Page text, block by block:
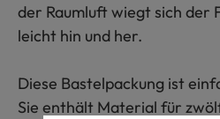
der Raumluft wiegt sich der
leicht hin und her.
Diese Bastelpackung ist
Sie enthält Material für